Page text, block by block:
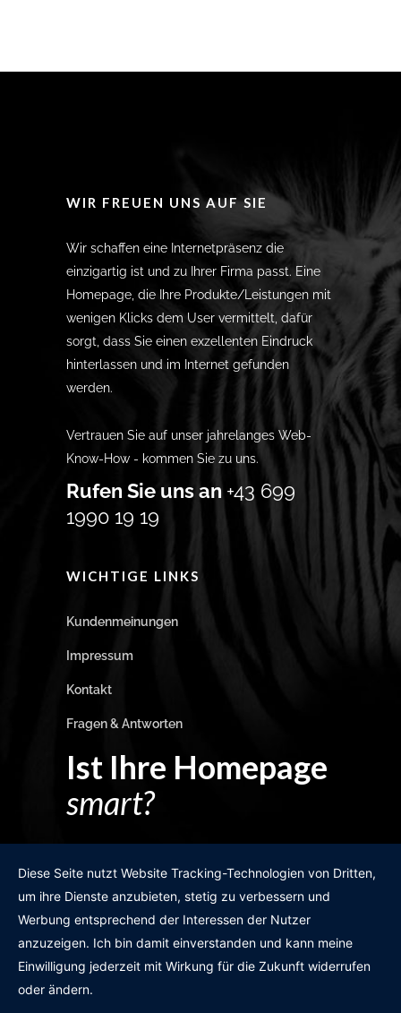
WIR FREUEN UNS AUF SIE
Wir schaffen eine Internetpräsenz die
einzigartig ist und zu Ihrer Firma passt. Eine
Homepage, die Ihre Produkte/Leistungen mit
wenigen Klicks dem User vermittelt, dafür
sorgt, dass Sie einen exzellenten Eindruck
hinterlassen und im Internet gefunden
werden.
Vertrauen Sie auf unser jahrelanges Web-
Know-How - kommen Sie zu uns.
Rufen Sie uns an +43 699
1990 19 19
WICHTIGE LINKS
Kundenmeinungen
Impressum
Kontakt
Fragen & Antworten
Ist Ihre Homepage
smart?
GRATIS WEBSITE-CHECK
Diese Seite nutzt Website Tracking-Technologien von Dritten,
um ihre Dienste anzubieten, stetig zu verbessern und
Werbung entsprechend der Interessen der Nutzer
anzuzeigen. Ich bin damit einverstanden und kann meine
Einwilligung jederzeit mit Wirkung für die Zukunft widerrufen
oder ändern.